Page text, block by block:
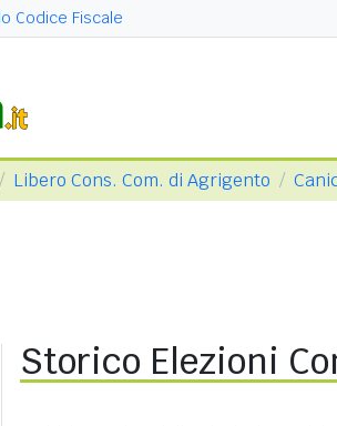
Codice Fiscale
Libero Cons. Com. di Agrigento
Storico Elezioni